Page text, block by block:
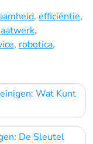
, efficiëntie,
,
, robotica,
Wat Kunt
De Sleutel